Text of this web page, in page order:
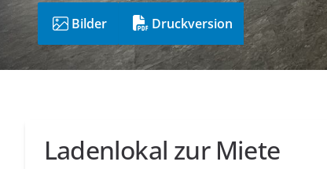
Bilder Druckversion
Ladenlokal zur Miete